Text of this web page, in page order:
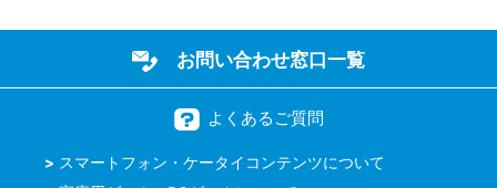
お問い合わせ窓口一覧
よくあるご質問
スマートフォン・ケータイコンテンツについて